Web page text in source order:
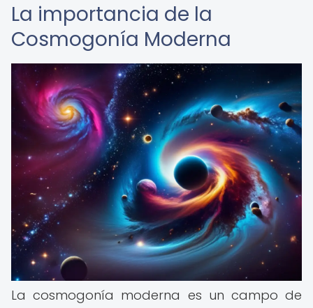
La importancia de la
Cosmogonía Moderna
La cosmogonía moderna es un campo de